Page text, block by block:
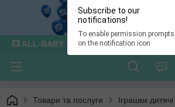
Subscribe to our
notifications!
To enable permission
on the notification icon
💥 ALL-BABY - інтернет - магазин
Товари та послуги Іграшки дитячі